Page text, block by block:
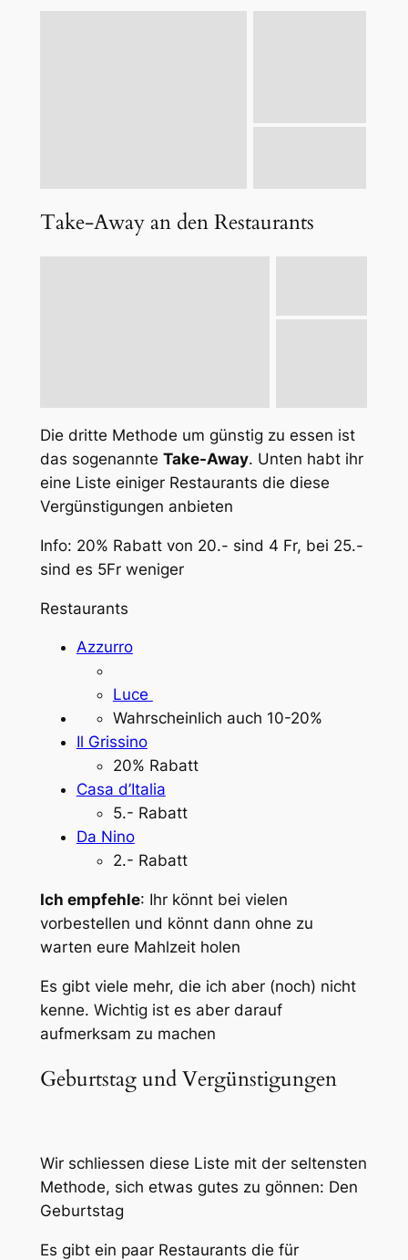
Take-Away an den Restaurants
Die dritte Methode um günstig zu essen ist
das sogenannte Take-Away. Unten habt ihr
eine Liste einiger Restaurants die diese
Vergünstigungen anbieten
Info: 20% Rabatt von 20.- sind 4 Fr, bei 25.-
sind es 5Fr weniger
Restaurants
Azzurro
Luce
Wahrscheinlich auch 10-20%
Il Grissino
20% Rabatt
Casa d’Italia
5.- Rabatt
Da Nino
2.- Rabatt
Ich empfehle: Ihr könnt bei vielen
vorbestellen und könnt dann ohne zu
warten eure Mahlzeit holen
Es gibt viele mehr, die ich aber (noch) nicht
kenne. Wichtig ist es aber darauf
aufmerksam zu machen
Geburtstag und Vergünstigungen
Wir schliessen diese Liste mit der seltensten
Methode, sich etwas gutes zu gönnen: Den
Geburtstag
Es gibt ein paar Restaurants die für